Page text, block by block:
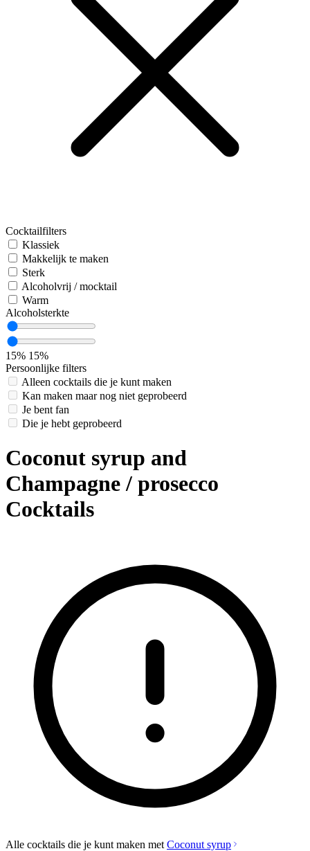
Cocktailfilters
Klassiek
Makkelijk te maken
Sterk
Alcoholvrij / mocktail
Warm
Alcoholsterkte
15% 15%
Persoonlijke filters
Alleen cocktails die je kunt maken
Kan maken maar nog niet geprobeerd
Je bent fan
Die je hebt geprobeerd
Coconut syrup and
Champagne / prosecco
Cocktails
Alle cocktails die je kunt maken met Coconut syrup